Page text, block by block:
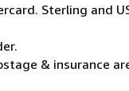
Sterling and
& insurance